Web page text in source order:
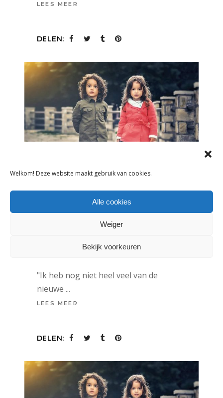
Welkom! Deze website maakt gebruik van cookies.
Alle cookies
Weiger
Bekijk voorkeuren
LEES MEER
DELEN:
KINDERKLEDING IN TILBURG
"Ik heb nog niet heel veel van de
nieuwe
LEES MEER
DELEN: